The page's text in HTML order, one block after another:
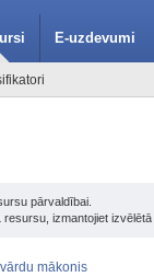
E-uzdevumi
pārvaldībai.
resursu, izmantojiet
mākonis